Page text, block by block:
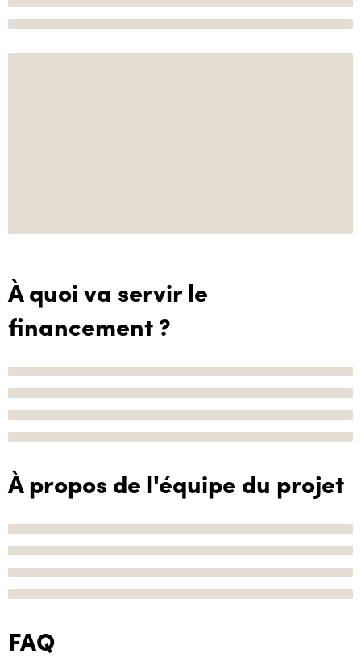
À quoi va servir le
financement ?
À propos de l'équipe du projet
FAQ